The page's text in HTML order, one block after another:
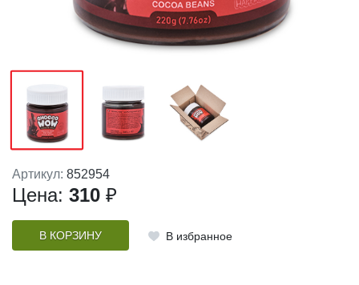
Артикул: 852954
Цена: 310 ₽
В КОРЗИНУ В избранное